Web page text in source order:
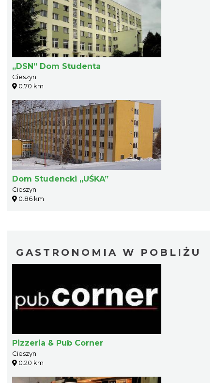
„DSN” Dom Studenta
Cieszyn
0.70 km
Dom Studencki „UŚKA”
Cieszyn
0.86 km
GASTRONOMIA W POBLIŻU
Pizzeria & Pub Corner
Cieszyn
0.20 km